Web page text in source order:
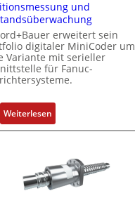
i
i
e
r
P
o
s
i
o
und
erweitert sein
digitaler MiniCoder um
Variante mit serieller
für Fanuc-
Weiterlesen:
D
h
g